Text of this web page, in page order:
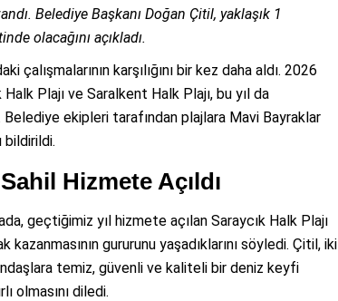
Belediye Başkanı Doğan Çitil, yaklaşık 1
olacağını açıkladı.
karşılığını bir kez daha aldı. 2026
Plajı ve Saralkent Halk Plajı, bu yıl da
ekipleri tarafından plajlara Mavi Bayraklar
bildirildi.
Hizmete Açıldı
geçtiğimiz yıl hizmete açılan Saraycık Halk Plajı
gururunu yaşadıklarını söyledi. Çitil, iki
temiz, güvenli ve kaliteli bir deniz keyfi
olmasını diledi.